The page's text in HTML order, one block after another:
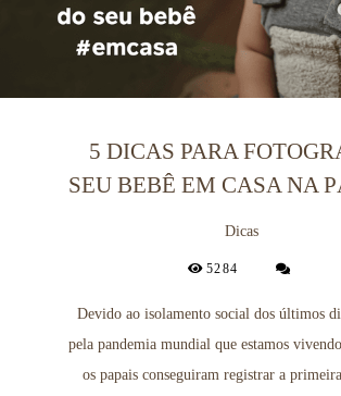
5 DICAS PARA
SEU BEBÊ EM CASA NA
Dicas
5284
Devido ao isolamento social dos últimos
pela pandemia mundial que estamos
os papais conseguiram registrar a